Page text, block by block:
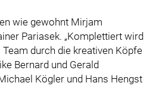
wie gewohnt Mirjam
Pariasek. „Komplettiert wird
durch die kreativen Köpfe
Bernard und Gerald
Kögler und Hans Hengst